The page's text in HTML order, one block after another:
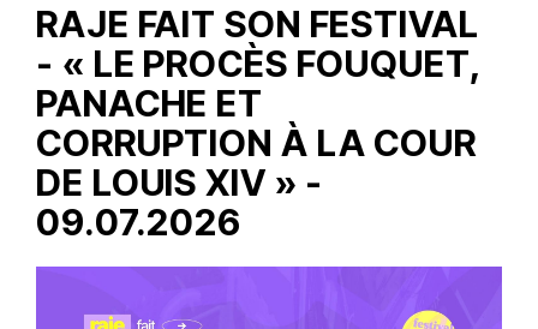
RAJE FAIT SON FESTIVAL
- « LE PROCÈS FOUQUET,
PANACHE ET
CORRUPTION À LA COUR
DE LOUIS XIV » -
09.07.2026